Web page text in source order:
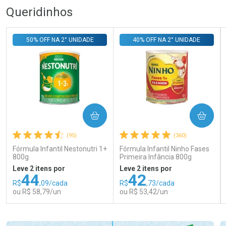
Queridinhos
(95)
Fórmula Infantil Nestonutri 1+
800g
50% OFF NA 2° UNIDADE
Leve 2 itens por
R$44,09/cada
ou R$ 58,79/un
COMPRAR
(360)
Fórmula Infantil Ninho Fases
Primeira Infância 800g
40% OFF NA 2° UNIDADE
Leve 2 itens por
R$42,73/cada
ou R$ 53,42/un
COMPRAR